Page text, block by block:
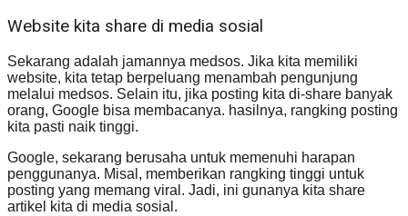
Website kita share di media sosial
Sekarang adalah jamannya medsos. Jika kita memiliki
website, kita tetap berpeluang menambah pengunjung
melalui medsos. Selain itu, jika posting kita di-share banyak
orang, Google bisa membacanya. hasilnya, rangking posting
kita pasti naik tinggi.
Google, sekarang berusaha untuk memenuhi harapan
penggunanya. Misal, memberikan rangking tinggi untuk
posting yang memang viral. Jadi, ini gunanya kita share
artikel kita di media sosial.